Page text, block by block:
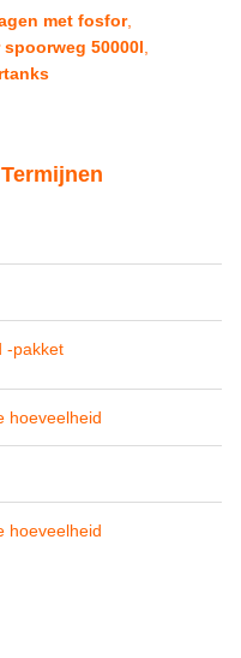
met fosfor,
50000l
-pakket
hoeveelheid
hoeveelheid